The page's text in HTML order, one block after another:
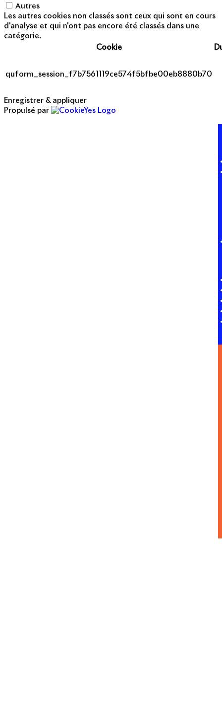
Autres
Les autres cookies non classés sont ceux qui sont en cours
d'analyse et qui n'ont pas encore été classés dans une
catégorie.
Cookie
quform_session_f7b7561119ce574f5bfbe00eb8880b70
Enregistrer & appliquer
Propulsé par